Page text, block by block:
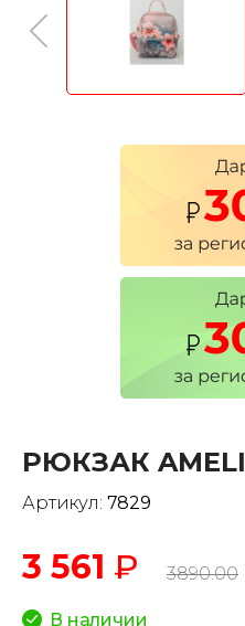
РЮКЗАК AMELI
Артикул: 7829
3 561 ₽ 3890.00
В наличии